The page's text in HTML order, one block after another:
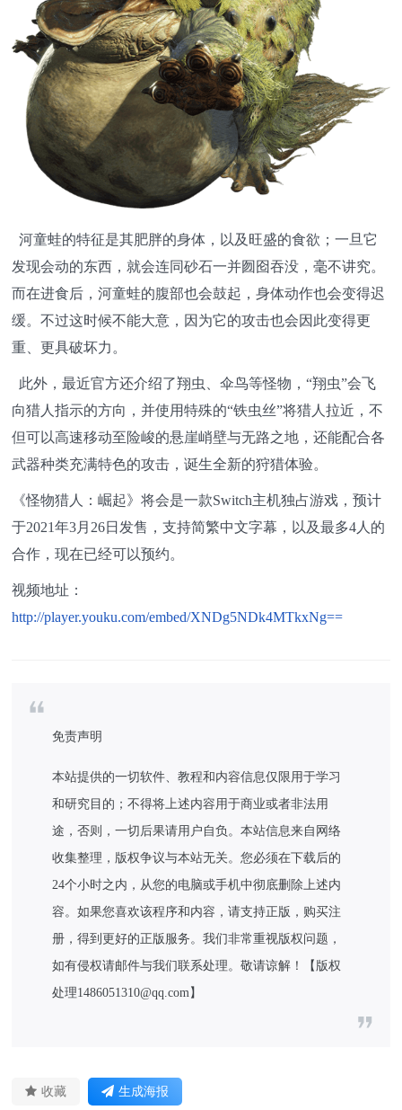
河童蛙的特征是其肥胖的身体，以及旺盛的食欲；一旦它
发现会动的东西，就会连同砂石一并囫囵吞没，毫不讲究。
而在进食后，河童蛙的腹部也会鼓起，身体动作也会变得迟
缓。不过这时候不能大意，因为它的攻击也会因此变得更
重、更具破坏力。
此外，最近官方还介绍了翔虫、伞鸟等怪物，“翔虫”会飞
向猎人指示的方向，并使用特殊的“铁虫丝”将猎人拉近，不
但可以高速移动至险峻的悬崖峭壁与无路之地，还能配合各
武器种类充满特色的攻击，诞生全新的狩猎体验。
《怪物猎人：崛起》将会是一款Switch主机独占游戏，预计
于2021年3月26日发售，支持简繁中文字幕，以及最多4人的
合作，现在已经可以预约。
视频地址：
http://player.youku.com/embed/XNDg5NDk4MTkxNg==
免责声明
本站提供的一切软件、教程和内容信息仅限用于学习
和研究目的；不得将上述内容用于商业或者非法用
途，否则，一切后果请用户自负。本站信息来自网络
收集整理，版权争议与本站无关。您必须在下载后的
24个小时之内，从您的电脑或手机中彻底删除上述内
容。如果您喜欢该程序和内容，请支持正版，购买注
册，得到更好的正版服务。我们非常重视版权问题，
如有侵权请邮件与我们联系处理。敬请谅解！【版权
处理1486051310@qq.com】
收藏 生成海报